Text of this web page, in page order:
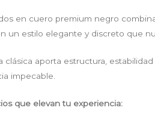
en cuero premium negro
un estilo elegante y discreto que
clásica aporta estructura,
impecable.
que elevan tu experiencia: